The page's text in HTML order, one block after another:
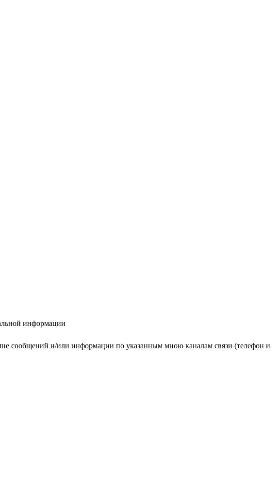
информации
сообщений и/или информации по указанным мною каналам связи (телефон и